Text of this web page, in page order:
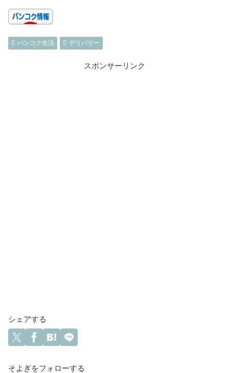
バンコク生活 デリバリー
スポンサーリンク
シェアする
そよぎをフォローする